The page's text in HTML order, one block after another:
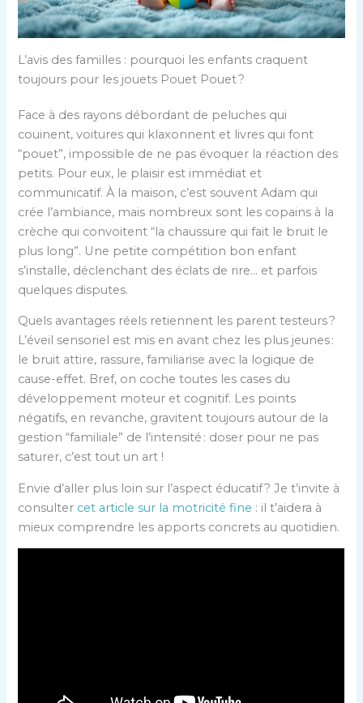
L’avis des familles : pourquoi les enfants craquent
toujours pour les jouets Pouet Pouet ?
Face à des rayons débordant de peluches qui
couinent, voitures qui klaxonnent et livres qui font
“pouet”, impossible de ne pas évoquer la réaction des
petits. Pour eux, le plaisir est immédiat et
communicatif. À la maison, c’est souvent Adam qui
crée l’ambiance, mais nombreux sont les copains à la
crèche qui convoitent “la chaussure qui fait le bruit le
plus long”. Une petite compétition bon enfant
s’installe, déclenchant des éclats de rire… et parfois
quelques disputes.
Quels avantages réels retiennent les parent testeurs ?
L’éveil sensoriel est mis en avant chez les plus jeunes :
le bruit attire, rassure, familiarise avec la logique de
cause-effet. Bref, on coche toutes les cases du
développement moteur et cognitif. Les points
négatifs, en revanche, gravitent toujours autour de la
gestion “familiale” de l’intensité : doser pour ne pas
saturer, c’est tout un art !
Envie d’aller plus loin sur l’aspect éducatif ? Je t’invite à
consulter cet article sur la motricité fine : il t’aidera à
mieux comprendre les apports concrets au quotidien.